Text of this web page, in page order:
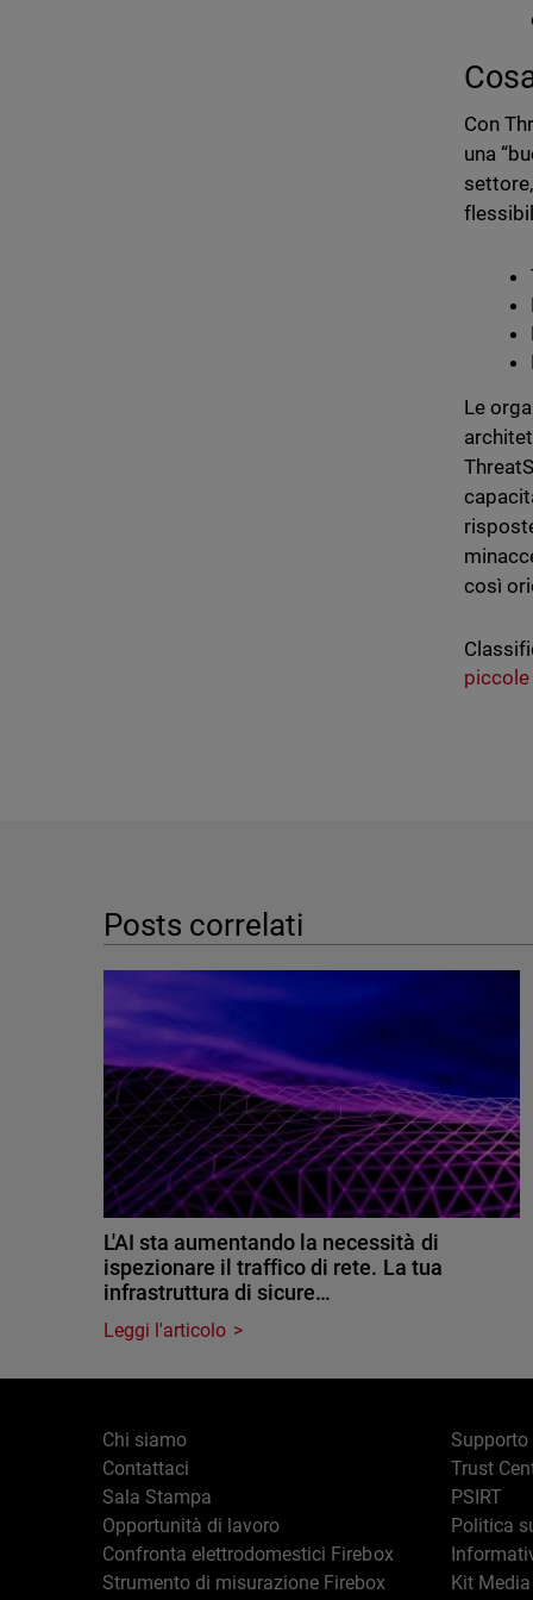
Con
una
Le
così
Posts correlati
L'AI sta aumentando la necessità di
ispezionare il traffico di rete. La tua
infrastruttura di sicure…
Leggi l'articolo
Chi siamo
Contattaci
Sala Stampa
Opportunità di lavoro
Confronta elettrodomestici Firebox
Strumento di misurazione Firebox
Supporto
Trust
PSIRT
Politica
Kit